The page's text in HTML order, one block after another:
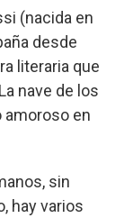
(nacida en
desde
literaria que
nave de los
amoroso en
sin
hay varios